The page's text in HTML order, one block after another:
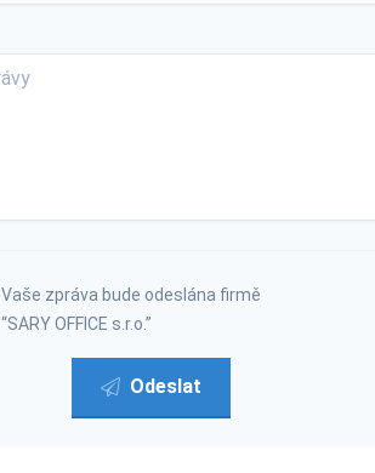
Vaše zpráva bude odeslána firmě
“SARY OFFICE s.r.o.”
Odeslat